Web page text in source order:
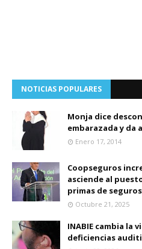
NOTICIAS POPULARES
Monja dice
embarazada y da
Enero 17, 2014
Coopseguros
asciende al
primas de seguros
Octubre 21, 2025
INABIE cambia la
deficiencias